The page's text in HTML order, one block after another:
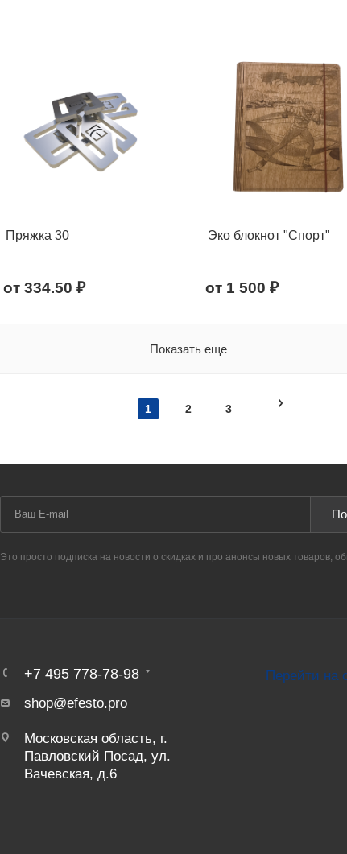
Пряжка 30
от 334.50 ₽
Эко блокнот "Спорт"
от 1 500 ₽
Показать еще
1 2 3
Это просто подписка на новости о скидках и про анонсы новых товаров,
+7 495 778-78-98
shop@efesto.pro
Московская область, г.
Павловский Посад, ул.
Вачевская, д.6
Перейти на